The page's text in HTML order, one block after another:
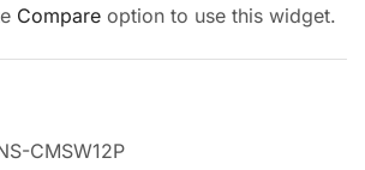
Compareoption to use this widget.
CMSW12P